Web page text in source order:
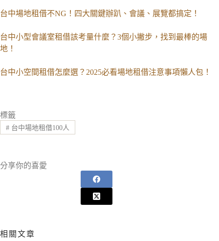
台中場地租借不NG！四大關鍵辦趴、會議、展覽都搞定！
台中小型會議室租借該考量什麼？3個小撇步，找到最棒的場
地！
台中小空間租借怎麼選？2025必看場地租借注意事項懶人包！
標籤
#台中場地租借100人
分享你的喜愛
相關文章